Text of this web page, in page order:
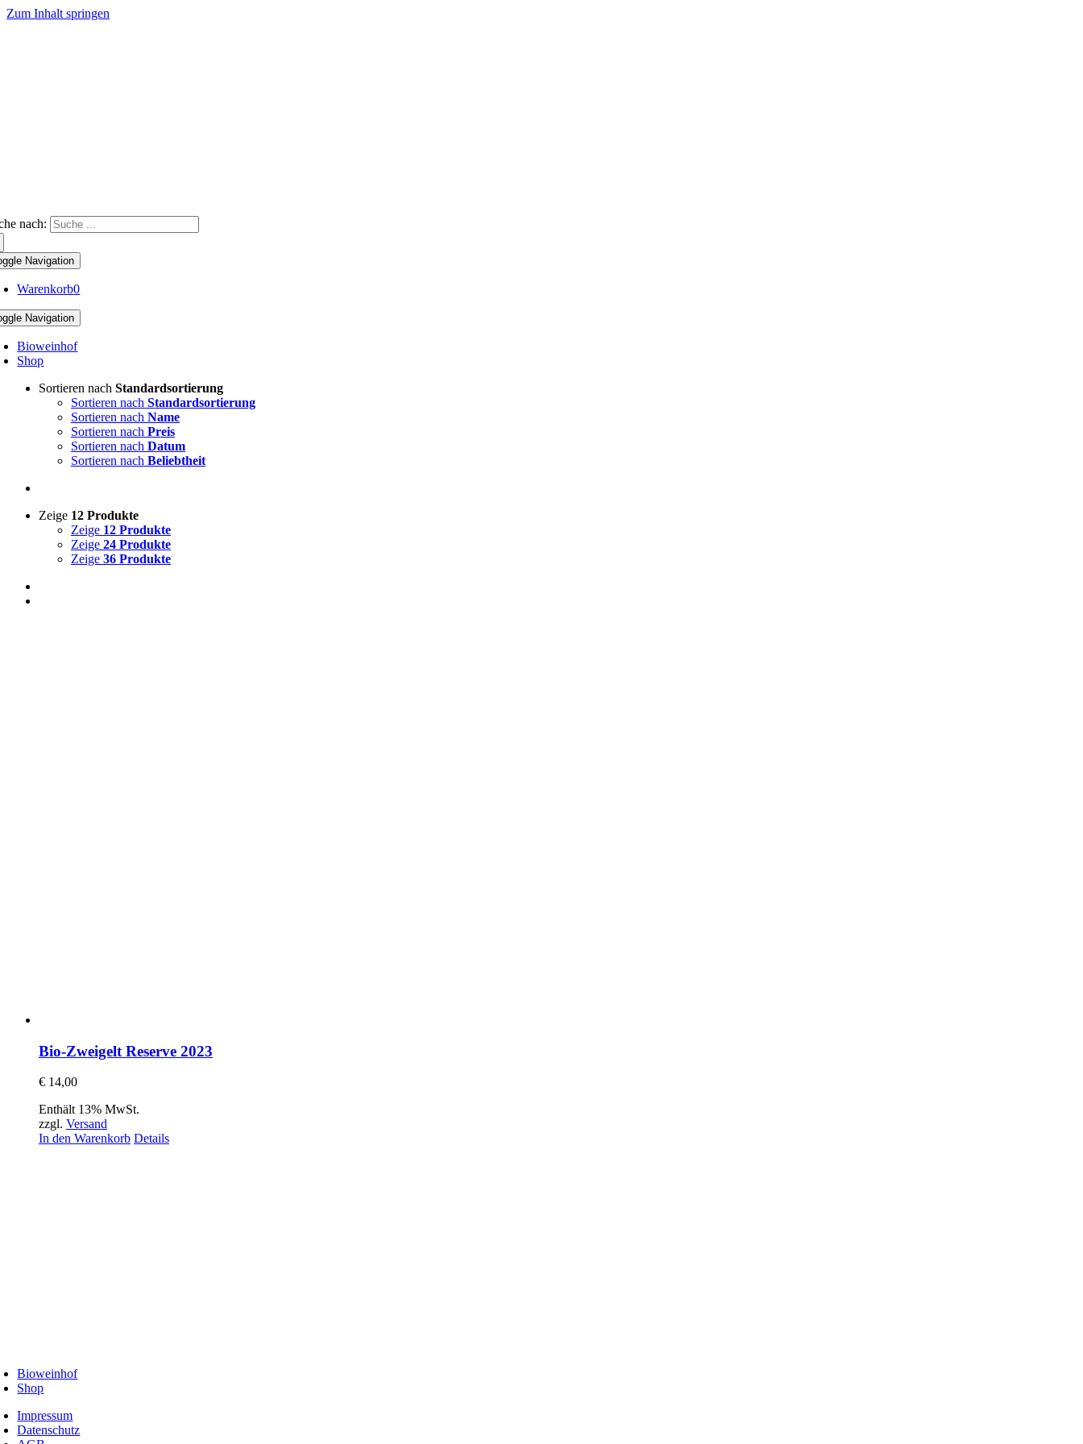
Zum Inhalt springen
nach:
Navigation
Warenkorb0
Navigation
Bioweinhof
Shop
Sortieren nach Standardsortierung
Sortieren nach Standardsortierung
Sortieren nach Name
Sortieren nach Preis
Sortieren nach Datum
Sortieren nach Beliebtheit
Zeige 12 Produkte
Zeige 12 Produkte
Zeige 24 Produkte
Zeige 36 Produkte
Bio-Zweigelt Reserve 2023
€ 14,00
Enthält 13% MwSt.
zzgl. Versand
In den Warenkorb Details
Bioweinhof
Shop
Impressum
Datenschutz